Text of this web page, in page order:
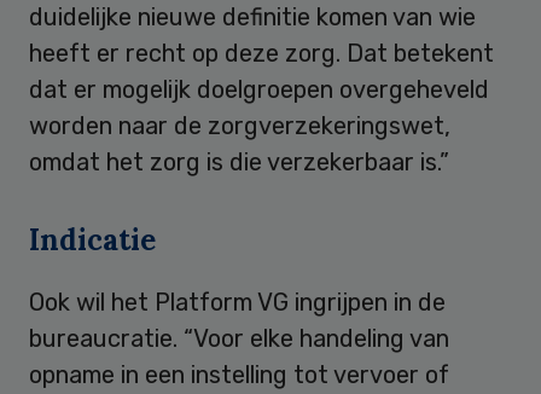
duidelijke nieuwe definitie komen van wie
heeft er recht op deze zorg. Dat betekent
dat er mogelijk doelgroepen overgeheveld
worden naar de zorgverzekeringswet,
omdat het zorg is die verzekerbaar is.”
Indicatie
Ook wil het Platform VG ingrijpen in de
bureaucratie. “Voor elke handeling van
opname in een instelling tot vervoer of